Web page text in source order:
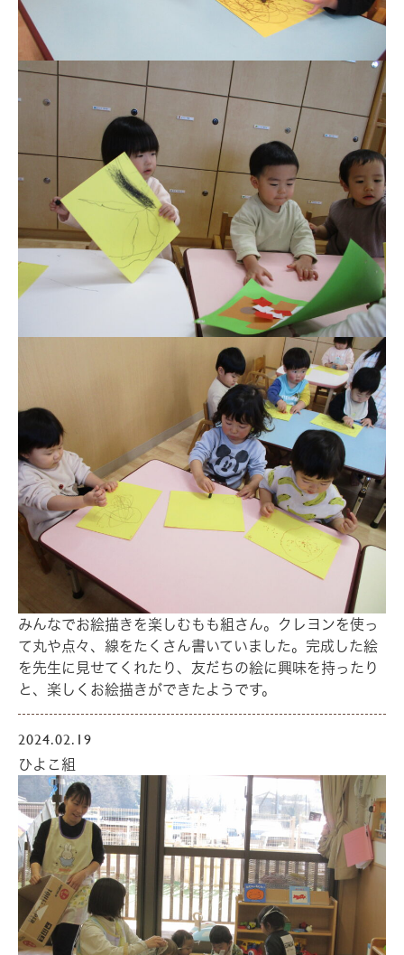
みんなでお絵描きを楽しむもも組さん。クレヨンを使っ
て丸や点々、線をたくさん書いていました。完成した絵
を先生に見せてくれたり、友だちの絵に興味を持ったり
と、楽しくお絵描きができたようです。
2024.02.19
ひよこ組